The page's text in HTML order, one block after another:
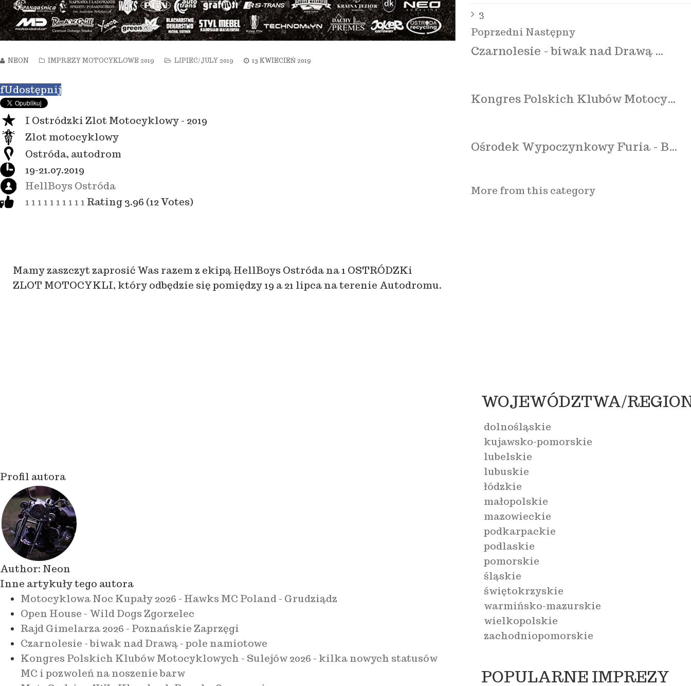
NEON IMPREZY MOTOCYKLOWE 2019 LIPIEC/JULY 2019 13 KWIECIEŃ 2019
fUdostępnij
I Ostródzki Zlot Motocyklowy - 2019
Zlot motocyklowy
Ostróda, autodrom
19-21.07.2019
HellBoys Ostróda
1 1 1 1 1 1 1 1 1 1 Rating 3.96 (12 Votes)
Mamy zaszczyt zaprosić Was razem z ekipą HellBoys Ostróda na 1 OSTRÓDZKi
ZLOT MOTOCYKLI, który odbędzie się pomiędzy 19 a 21 lipca na terenie Autodromu.
Profil autora
Author: Neon
Inne artykuły tego autora
Motocyklowa Noc Kupały 2026 - Hawks MC Poland - Grudziądz
Open House - Wild Dogs Zgorzelec
Rajd Gimelarza 2026 - Poznańskie Zaprzęgi
Czarnolesie - biwak nad Drawą - pole namiotowe
Kongres Polskich Klubów Motocyklowych - Sulejów 2026 - kilka nowych statusów
MC i pozwoleń na noszenie barw
3
Poprzedni Następny
Czarnolesie - biwak nad Drawą …
Kongres Polskich Klubów Motocy…
Ośrodek Wypoczynkowy Furia - B…
More from this category
WOJEWÓDZTWA/
dolnośląskie
kujawsko-pomorskie
lubelskie
lubuskie
łódzkie
małopolskie
mazowieckie
podkarpackie
podlaskie
pomorskie
śląskie
świętokrzyskie
warmińsko-mazurskie
wielkopolskie
zachodniopomorskie
POPULARNE IMPREZY